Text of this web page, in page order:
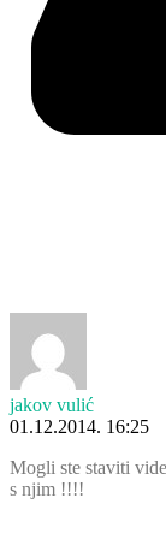
jakov vulić
01.12.2014. 16:25
Mogli ste staviti
s njim !!!!